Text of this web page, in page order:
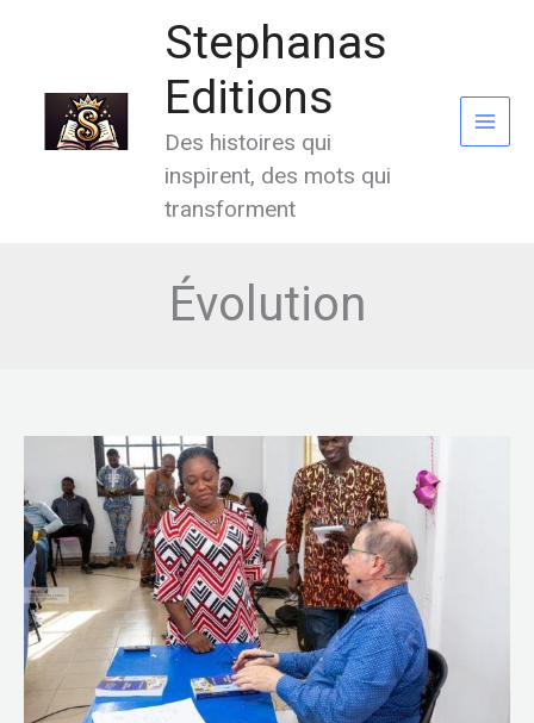
Stephanas
Editions
Des histoires qui
inspirent, des mots qui
transforment
Évolution
Dédicace
du
Livre
«
Radio
Chrétienne » :
Un
Guide
pour
l’Ère
numérique